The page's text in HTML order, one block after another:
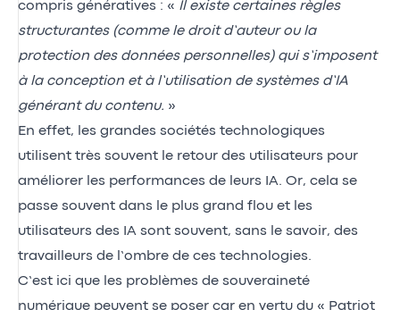
compris génératives : « Il existe certaines règles
structurantes (comme le droit d’auteur ou la
protection des données personnelles) qui s’imposent
à la conception et à l’utilisation de systèmes d’IA
générant du contenu. »
En effet, les grandes sociétés technologiques
utilisent très souvent le retour des utilisateurs pour
améliorer les performances de leurs IA. Or, cela se
passe souvent dans le plus grand flou et les
utilisateurs des IA sont souvent, sans le savoir, des
travailleurs de l’ombre de ces technologies.
C’est ici que les problèmes de souveraineté
numérique peuvent se poser car en vertu du « Patriot